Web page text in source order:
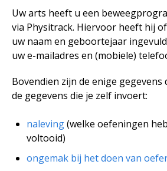
Uw arts heeft u een
via Physitrack. Hiervoor heeft hij
uw naam en geboortejaar
uw e-mailadres en (mobiele)
Bovendien zijn de enige gegevens
de gegevens die je zelf invoert:
naleving(welke oefeningen
voltooid)
ongemak bij het doen van